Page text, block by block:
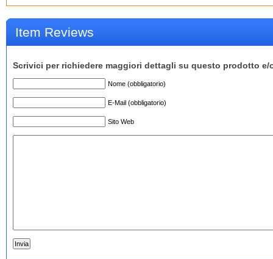
Item Reviews
Scrivici per richiedere maggiori dettagli su questo prodotto
Nome (obbligatorio)
E-Mail (obbligatorio)
Sito Web